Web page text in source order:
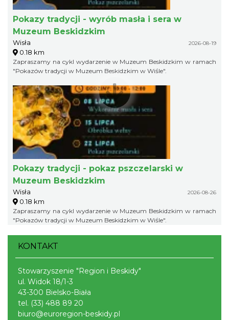
Pokazy tradycji - wyrób masła i sera w
Muzeum Beskidzkim
Wisła 2026-08-19
0.18 km
Zapraszamy na cykl wydarzenie w Muzeum Beskidzkim w ramach
"Pokazów tradycji w Muzeum Beskidzkim w Wiśle".
Pokazy tradycji - pokaz pszczelarski w
Muzeum Beskidzkim
Wisła 2026-08-26
0.18 km
Zapraszamy na cykl wydarzenie w Muzeum Beskidzkim w ramach
"Pokazów tradycji w Muzeum Beskidzkim w Wiśle".
KONTAKT
Stowarzyszenie "Region i Beskidy"
ul. Widok 18/1-3
43-300 Bielsko-Biała
tel. (33) 488 89 20
biuro@euroregion-beskidy.pl